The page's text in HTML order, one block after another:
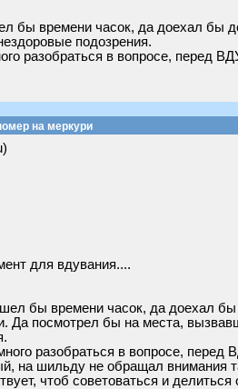
бы времени часок, да доехал бы
подозрения.
разобраться в вопросе, перед
на меркури
для вдувания....
бы времени часок, да доехал бы
Да посмотрел бы на места,
разобраться в вопросе,
на шильду не обращал внимания
чтоб советоваться и